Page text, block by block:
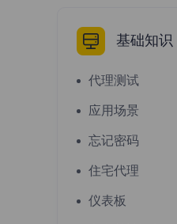
基础知识
代理测试
应用场景
忘记密码
住宅代理
仪表板